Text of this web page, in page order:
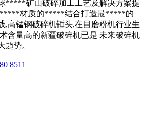
*****矿山破碎加工工艺及解决方案提
*****材质的*****结合打造最*****的
,高锰钢破碎机锤头,在目磨粉机行业生
含量高的新疆破碎机已是 未来破碎机
趋势。
8511